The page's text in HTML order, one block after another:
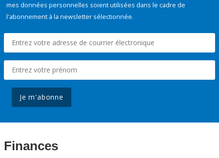
mes données personnelles soient utilisées dans le cadre de
l'abonnement à la newsletter sélectionnée.
Je m'abonne
Finances